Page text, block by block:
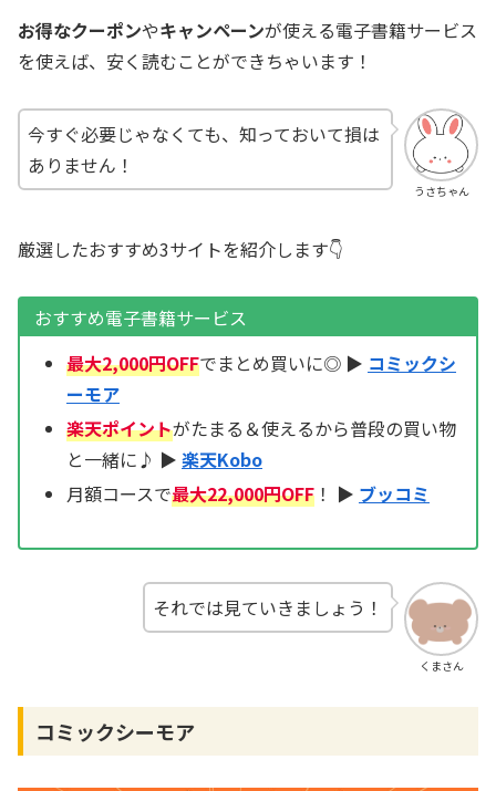
お得なクーポンやキャンペーンが使える電子書籍サービス
を使えば、安く読むことができちゃいます！
うさちゃん
今すぐ必要じゃなくても、知っておいて損は
ありません！
厳選したおすすめ3サイトを紹介します👇
おすすめ電子書籍サービス
最大2,000円OFFでまとめ買いに◎ ▶ コミックシ
ーモア
楽天ポイントがたまる＆使えるから普段の買い物
と一緒に♪ ▶ 楽天Kobo
月額コースで最大22,000円OFF！ ▶ ブッコミ
くまさん
それでは見ていきましょう！
コミックシーモア